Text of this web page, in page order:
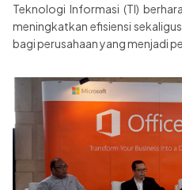
Teknologi Informasi (TI)
meningkatkan efisiensi
bagi perusahaan yang menjadi